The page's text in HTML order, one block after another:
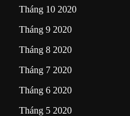
Tháng 10 2020
Tháng 9 2020
Tháng 8 2020
Tháng 7 2020
Tháng 6 2020
Tháng 5 2020